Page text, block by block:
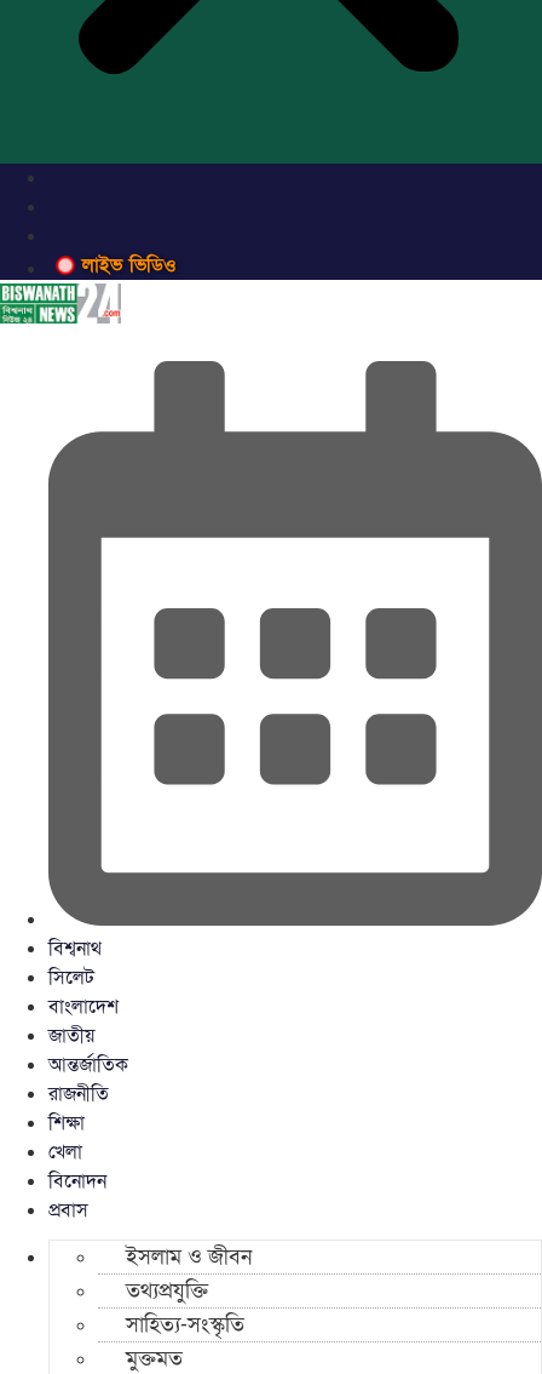
লাইভ ভিডিও
বিশ্বনাথ
সিলেট
বাংলাদেশ
জাতীয়
আন্তর্জাতিক
রাজনীতি
শিক্ষা
খেলা
বিনোদন
প্রবাস
ইসলাম ও জীবন
তথ্যপ্রযুক্তি
সাহিত্য-সংস্কৃতি
মুক্তমত